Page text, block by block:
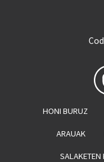
HONI BURUZ
ARAUAK
SALAKETEN